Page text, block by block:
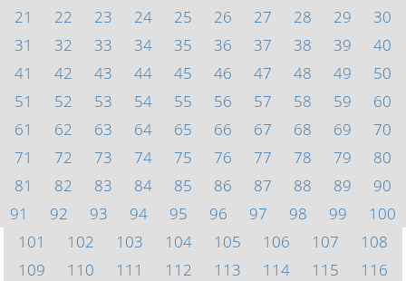
21
22 23 24 25 26 27 28 29
30
31
32 33 34 35 36 37 38 39
40
41
42 43 44 45 46 47 48 49
50
51
52 53 54 55 56 57 58 59
60
61
62 63 64 65 66 67 68 69
70
71
72 73 74 75 76 77 78 79
80
81
82 83 84 85 86 87 88 89
90
91
92 93 94 95 96 97 98 99
100
101
102 103 104 105 106 107
108
109
110 111 112 113 114 115
116